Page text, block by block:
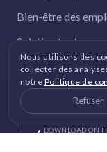
Bien-être des
Solution tout-en-un
GET IT ON
Google Play
DOWNLOAD ON
Nous utilisons des
collecter des
notre Politique de
Refuser